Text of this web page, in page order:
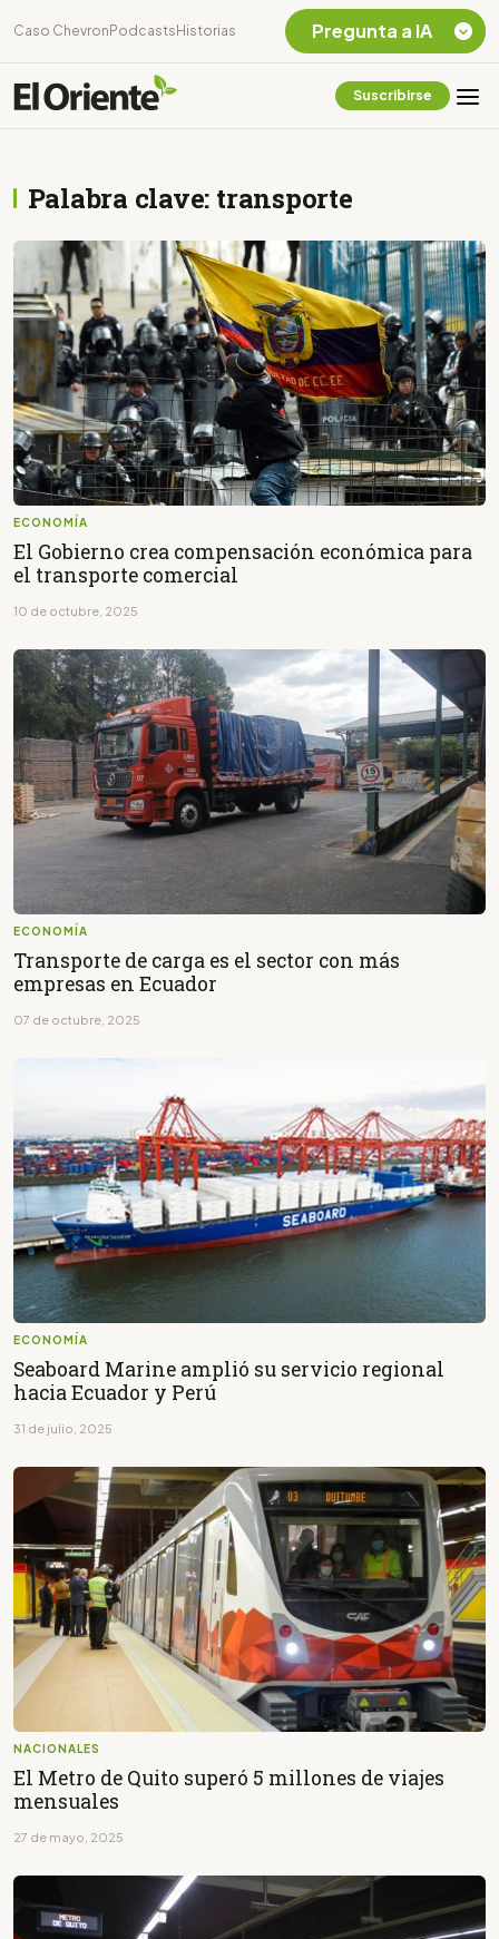
Caso Chevron Podcasts Historias
Suscribirse
Palabra clave: transporte
ECONOMÍA
El Gobierno crea compensación económica para
el transporte comercial
10 de octubre, 2025
ECONOMÍA
Transporte de carga es el sector con más
empresas en Ecuador
07 de octubre, 2025
ECONOMÍA
Seaboard Marine amplió su servicio regional
hacia Ecuador y Perú
31 de julio, 2025
NACIONALES
El Metro de Quito superó 5 millones de viajes
mensuales
27 de mayo, 2025
Pregunta a IA
Listar destinos
Amazonia Ecuatoriana
¿En que consiste la
tasa minera que rige en
Ecuador?